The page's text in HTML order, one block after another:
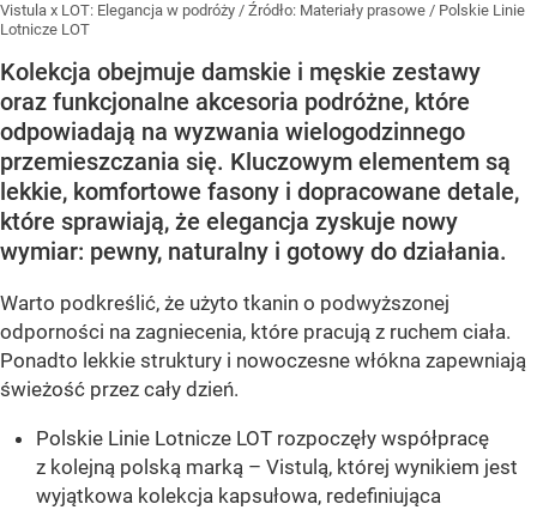
Vistula x LOT: Elegancja w podróży / Źródło: Materiały prasowe / Polskie Linie
Lotnicze LOT
Kolekcja obejmuje damskie i męskie zestawy
oraz funkcjonalne akcesoria podróżne, które
odpowiadają na wyzwania wielogodzinnego
przemieszczania się. Kluczowym elementem są
lekkie, komfortowe fasony i dopracowane detale,
które sprawiają, że elegancja zyskuje nowy
wymiar: pewny, naturalny i gotowy do działania.
Warto podkreślić, że użyto tkanin o podwyższonej
odporności na zagniecenia, które pracują z ruchem ciała.
Ponadto lekkie struktury i nowoczesne włókna zapewniają
świeżość przez cały dzień.
Polskie Linie Lotnicze LOT rozpoczęły współpracę
z kolejną polską marką – Vistulą, której wynikiem jest
wyjątkowa kolekcja kapsułowa, redefiniująca